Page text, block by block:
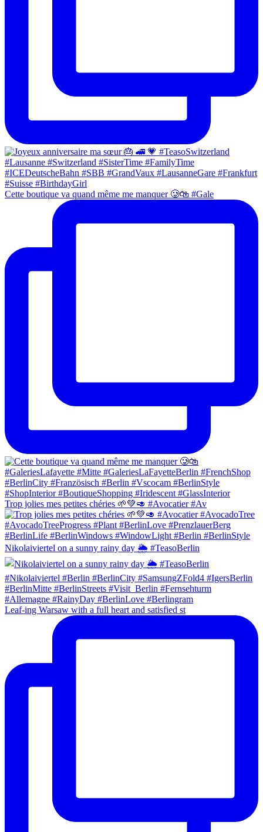
Cette boutique va quand même me manquer 🥲🛍 #Gale
Trop jolies mes petites chéries 🌱💚🥑 #Avocatier #Av
Nikolaiviertel on a sunny rainy day 🌦 #TeasoBerlin
Leaf-ing Warsaw with a full heart and satisfied st